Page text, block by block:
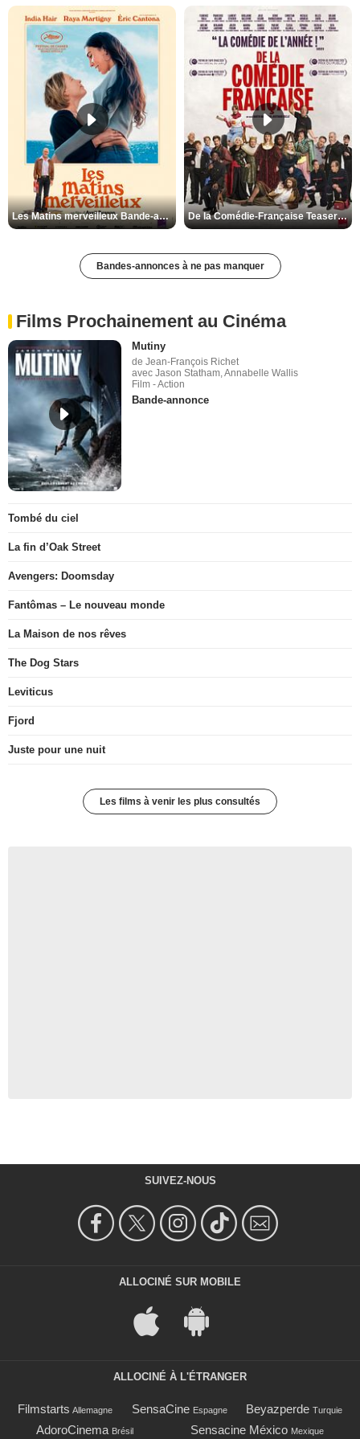
Les Matins merveilleux Bande-annonce VF De la Comédie-Française Teaser VF
Bandes-annonces à ne pas manquer
Films Prochainement au Cinéma
Mutiny
de Jean-François Richet
avec Jason Statham, Annabelle Wallis
Film - Action
Bande-annonce
Tombé du ciel
La fin d’Oak Street
Avengers: Doomsday
Fantômas – Le nouveau monde
La Maison de nos rêves
The Dog Stars
Leviticus
Fjord
Juste pour une nuit
Les films à venir les plus consultés
SUIVEZ-NOUS
ALLOCINÉ SUR MOBILE
ALLOCINÉ À L'ÉTRANGER
Filmstarts Allemagne SensaCine Espagne Beyazperde Turquie
AdoroCinema Brésil Sensacine México Mexique